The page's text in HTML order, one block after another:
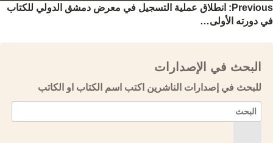
تصفّح
المقالات
Previous:
انطلاق عملية التسجيل في معرض دمشق الدولي للكتاب
في دورته الأولى…
البحث في الإصدارات
للبحث في إصدارات الناشرين اكتب اسم الكتاب او الكاتب